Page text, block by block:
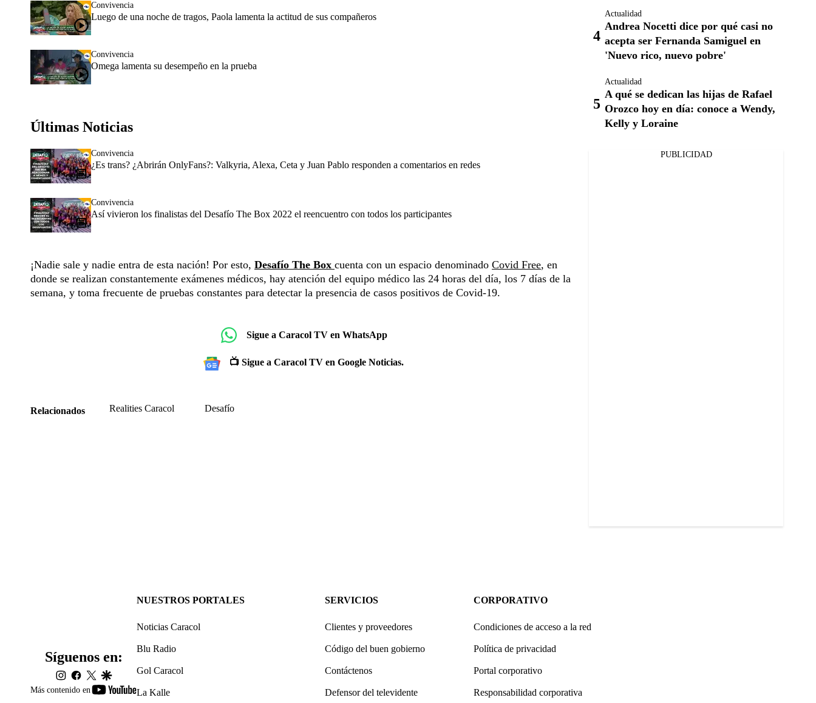
Convivencia
Luego de una noche de tragos, Paola lamenta la actitud de sus compañeros
Convivencia
Omega lamenta su desempeño en la prueba
Últimas Noticias
Convivencia
¿Es trans? ¿Abrirán OnlyFans?: Valkyria, Alexa, Ceta y Juan Pablo responden a comentarios en redes
Convivencia
Así vivieron los finalistas del Desafío The Box 2022 el reencuentro con todos los participantes
¡Nadie sale y nadie entra de esta nación! Por esto, Desafío The Box cuenta con un espacio denominado Covid Free, en
donde se realizan constantemente exámenes médicos, hay atención del equipo médico las 24 horas del día, los 7 días de la
semana, y toma frecuente de pruebas constantes para detectar la presencia de casos positivos de Covid-19.
Sigue a Caracol TV en WhatsApp
📺 Sigue a Caracol TV en Google Noticias.
Relacionados Realities Caracol Desafío
Actualidad
Andrea Nocetti dice por qué casi no
acepta ser Fernanda Samiguel en
'Nuevo rico, nuevo pobre'
Actualidad
A qué se dedican las hijas de Rafael
Orozco hoy en día: conoce a Wendy,
Kelly y Loraine
PUBLICIDAD
Más contenido en
youtube-
Síguenos en:
instagram
facebook
twittergoogle
NUESTROS PORTALES
Noticias Caracol
Blu Radio
Gol Caracol
La Kalle
SERVICIOS
Clientes y proveedores
Código del buen gobierno
Contáctenos
Defensor del televidente
CORPORATIVO
Condiciones de acceso a la red
Política de privacidad
Portal corporativo
Responsabilidad corporativa